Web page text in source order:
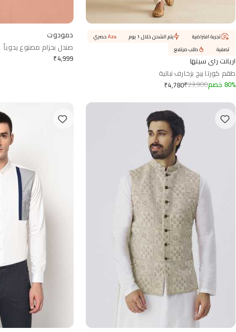
اريانت راي سينها
طقم كورتا بيج بزخارف نباتية
₹4,780₹23,900 80% خصم
تجربة افتراضية يتم الشحن خلال 1 يوم Azaحصري
تصفية
طلب مرتفع
دمودوت
صندل بحزام مصنوع يدوياً
₹4,999